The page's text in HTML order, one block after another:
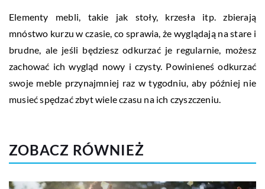
Elementy mebli, takie jak stoły, krzesła itp. zbierają
mnóstwo kurzu w czasie, co sprawia, że wyglądają na stare i
brudne, ale jeśli będziesz odkurzać je regularnie, możesz
zachować ich wygląd nowy i czysty. Powinieneś odkurzać
swoje meble przynajmniej raz w tygodniu, aby później nie
musieć spędzać zbyt wiele czasu na ich czyszczeniu.
ZOBACZ RÓWNIEŻ